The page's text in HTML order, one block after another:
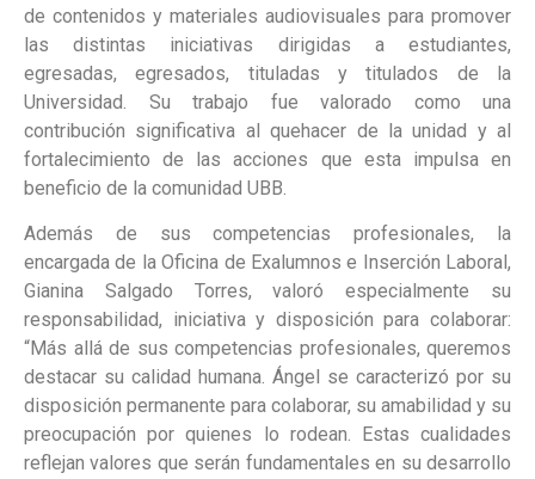
de contenidos y materiales audiovisuales para promover
las distintas iniciativas dirigidas a estudiantes,
egresadas, egresados, tituladas y titulados de la
Universidad. Su trabajo fue valorado como una
contribución significativa al quehacer de la unidad y al
fortalecimiento de las acciones que esta impulsa en
beneficio de la comunidad UBB.
Además de sus competencias profesionales, la
encargada de la Oficina de Exalumnos e Inserción Laboral,
Gianina Salgado Torres, valoró especialmente su
responsabilidad, iniciativa y disposición para colaborar:
“Más allá de sus competencias profesionales, queremos
destacar su calidad humana. Ángel se caracterizó por su
disposición permanente para colaborar, su amabilidad y su
preocupación por quienes lo rodean. Estas cualidades
reflejan valores que serán fundamentales en su desarrollo